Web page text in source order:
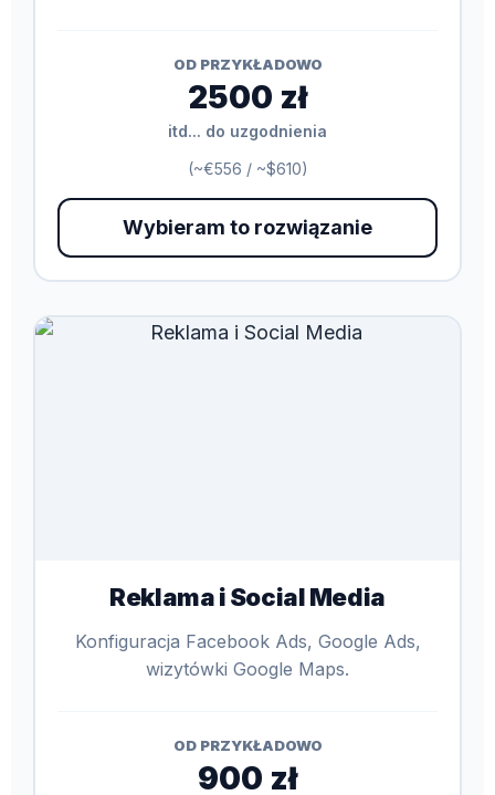
OD PRZYKŁADOWO
2500 zł
itd... do uzgodnienia
(~€556 / ~$610)
Wybieram to rozwiązanie
Reklama i Social Media
Konfiguracja Facebook Ads, Google Ads,
wizytówki Google Maps.
OD PRZYKŁADOWO
900 zł